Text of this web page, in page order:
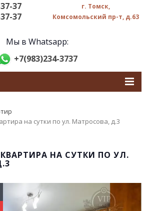
37
37
г. Томск,
Комсомольский пр-т, д.63
Мы в Whatsapp:
+7(983)234-3737
на сутки по ул. Матросова, д.3
НА СУТКИ ПО УЛ.